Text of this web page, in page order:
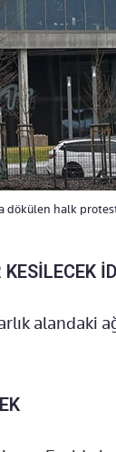
dökülen halk
alandaki